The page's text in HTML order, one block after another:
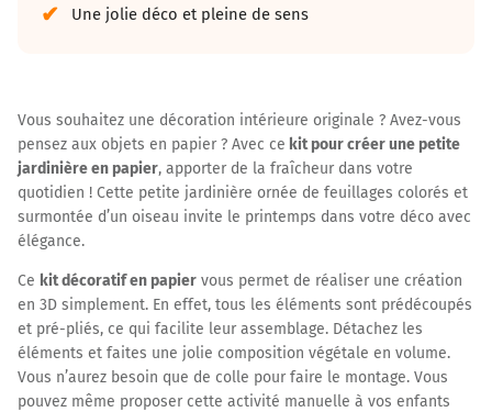
Une jolie déco et pleine de sens
Vous souhaitez une décoration intérieure originale ? Avez-vous
pensez aux objets en papier ? Avec ce kit pour créer une petite
jardinière en papier, apporter de la fraîcheur dans votre
quotidien ! Cette petite jardinière ornée de feuillages colorés et
surmontée d’un oiseau invite le printemps dans votre déco avec
élégance.
Ce kit décoratif en papier vous permet de réaliser une création
en 3D simplement. En effet, tous les éléments sont prédécoupés
et pré-pliés, ce qui facilite leur assemblage. Détachez les
éléments et faites une jolie composition végétale en volume.
Vous n’aurez besoin que de colle pour faire le montage. Vous
pouvez même proposer cette activité manuelle à vos enfants